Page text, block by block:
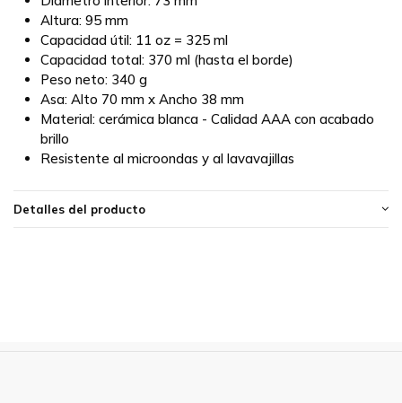
Altura: 95 mm
Capacidad útil: 11 oz = 325 ml
Capacidad total: 370 ml (hasta el borde)
Peso neto: 340 g
Asa: Alto 70 mm x Ancho 38 mm
Material: cerámica blanca - Calidad AAA con acabado
brillo
Resistente al microondas y al lavavajillas
Detalles del producto